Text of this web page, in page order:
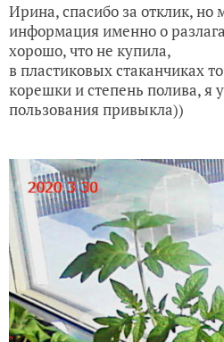
Ирина, спасибо за отклик, но
информация именно о
хорошо, что не купила,
в пластиковых стаканчиках
корешки и степень полива, я
пользования привыкла))